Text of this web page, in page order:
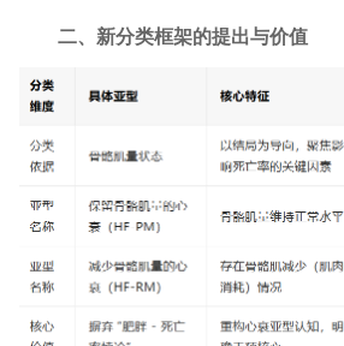
二、新分类框架的提出与价值